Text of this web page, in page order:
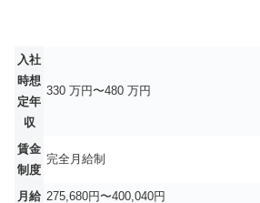
入社
時想
定年
収
330 万円〜480 万円
賃金
制度
完全月給制
月給 275,680円〜400,040円